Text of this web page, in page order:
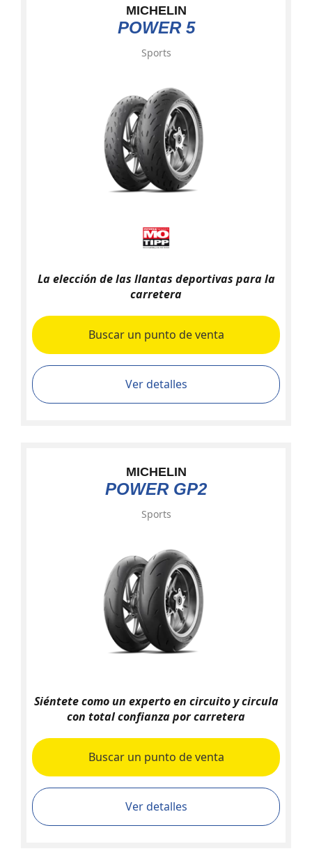
MICHELIN
POWER 5
Sports
La elección de las llantas deportivas para la
carretera
Buscar un punto de venta
Ver detalles
MICHELIN
POWER GP2
Sports
Siéntete como un experto en circuito y circula
con total confianza por carretera
Buscar un punto de venta
Ver detalles